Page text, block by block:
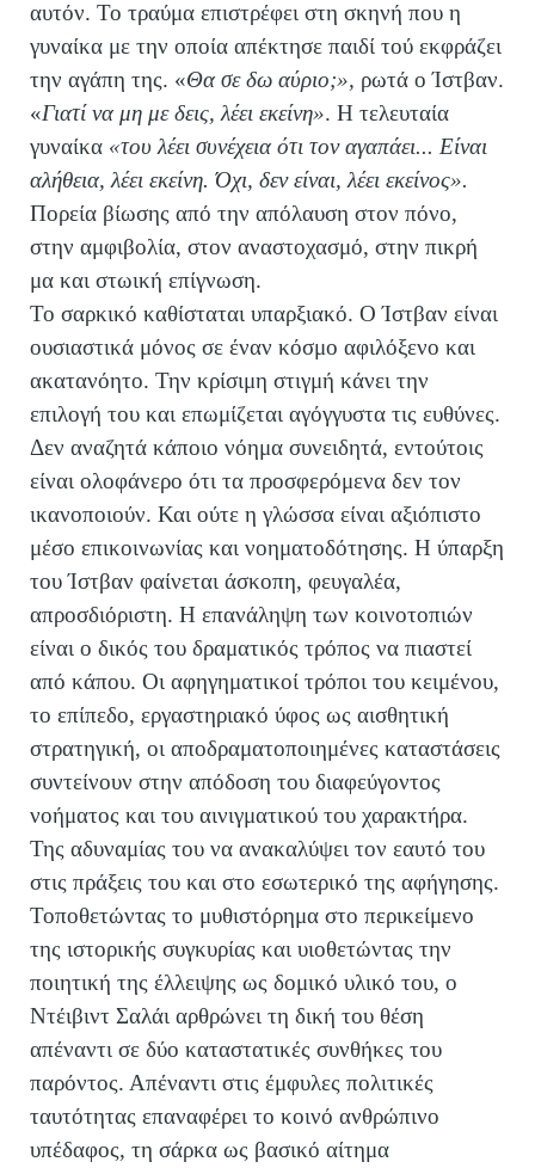
αυτόν. Το τραύμα επιστρέφει στη σκηνή που η
γυναίκα με την οποία απέκτησε παιδί τού εκφράζει
την αγάπη της. «Θα σε δω αύριο;», ρωτά ο Ίστβαν.
«Γιατί να μη με δεις, λέει εκείνη». Η τελευταία
γυναίκα «του λέει συνέχεια ότι τον αγαπάει... Είναι
αλήθεια, λέει εκείνη. Όχι, δεν είναι, λέει εκείνος».
Πορεία βίωσης από την απόλαυση στον πόνο,
στην αμφιβολία, στον αναστοχασμό, στην πικρή
μα και στωική επίγνωση.
Το σαρκικό καθίσταται υπαρξιακό. Ο Ίστβαν είναι
ουσιαστικά μόνος σε έναν κόσμο αφιλόξενο και
ακατανόητο. Την κρίσιμη στιγμή κάνει την
επιλογή του και επωμίζεται αγόγγυστα τις ευθύνες.
Δεν αναζητά κάποιο νόημα συνειδητά, εντούτοις
είναι ολοφάνερο ότι τα προσφερόμενα δεν τον
ικανοποιούν. Και ούτε η γλώσσα είναι αξιόπιστο
μέσο επικοινωνίας και νοηματοδότησης. Η ύπαρξη
του Ίστβαν φαίνεται άσκοπη, φευγαλέα,
απροσδιόριστη. Η επανάληψη των κοινοτοπιών
είναι ο δικός του δραματικός τρόπος να πιαστεί
από κάπου. Οι αφηγηματικοί τρόποι του κειμένου,
το επίπεδο, εργαστηριακό ύφος ως αισθητική
στρατηγική, οι αποδραματοποιημένες καταστάσεις
συντείνουν στην απόδοση του διαφεύγοντος
νοήματος και του αινιγματικού του χαρακτήρα.
Της αδυναμίας του να ανακαλύψει τον εαυτό του
στις πράξεις του και στο εσωτερικό της αφήγησης.
Τοποθετώντας το μυθιστόρημα στο περικείμενο
της ιστορικής συγκυρίας και υιοθετώντας την
ποιητική της έλλειψης ως δομικό υλικό του, ο
Ντέιβιντ Σαλάι αρθρώνει τη δική του θέση
απέναντι σε δύο καταστατικές συνθήκες του
παρόντος. Απέναντι στις έμφυλες πολιτικές
ταυτότητας επαναφέρει το κοινό ανθρώπινο
υπέδαφος, τη σάρκα ως βασικό αίτημα